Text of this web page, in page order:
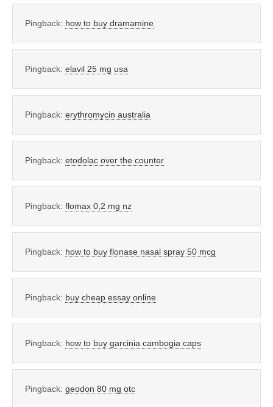
Pingback: how to buy dramamine
Pingback: elavil 25 mg usa
Pingback: erythromycin australia
Pingback: etodolac over the counter
Pingback: flomax 0,2 mg nz
Pingback: how to buy flonase nasal spray 50 mcg
Pingback: buy cheap essay online
Pingback: how to buy garcinia cambogia caps
Pingback: geodon 80 mg otc